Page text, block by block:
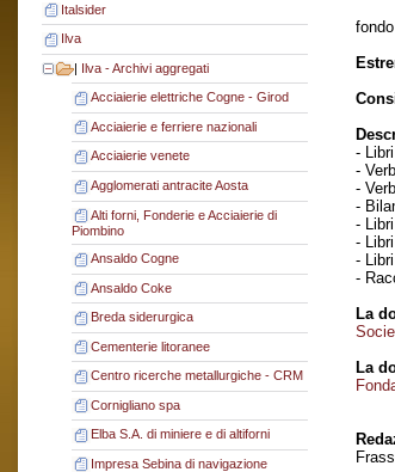
Italsider
Ilva
| Ilva - Archivi aggregati
Acciaierie elettriche Cogne - Girod
Acciaierie e ferriere nazionali
Acciaierie venete
Agglomerati antracite Aosta
Alti forni, Fonderie e Acciaierie di
Piombino
Ansaldo Cogne
Ansaldo Coke
Breda siderurgica
Cementerie litoranee
Centro ricerche metallurgiche - CRM
Cornigliano spa
Elba S.A. di miniere e di altiforni
Impresa Sebina di navigazione
fondo
-
-
-
-
-
-
-
-
La
La